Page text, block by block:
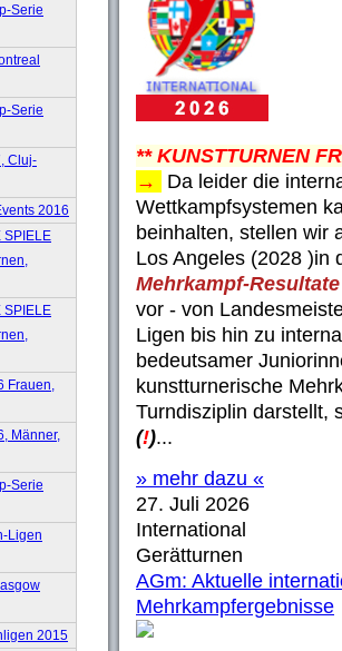
Serie
Serie
Cluj-
2016
SPIELE
SPIELE
Frauen,
Männer,
Serie
Ligen
2015
** KUNSTTURNEN
→
Da leider die
Wettkampfsystemen
beinhalten, stellen wir
Los Angeles (2028 )in
Mehrkampf-Resultate
vor - von
Ligen bis hin zu
bedeutsamer
kunstturnerische
Turndisziplin darstellt,
(!)...
» mehr dazu «
27. Juli 2026
International
Gerätturnen
AGm: Aktuelle
Mehrkampfergebnisse